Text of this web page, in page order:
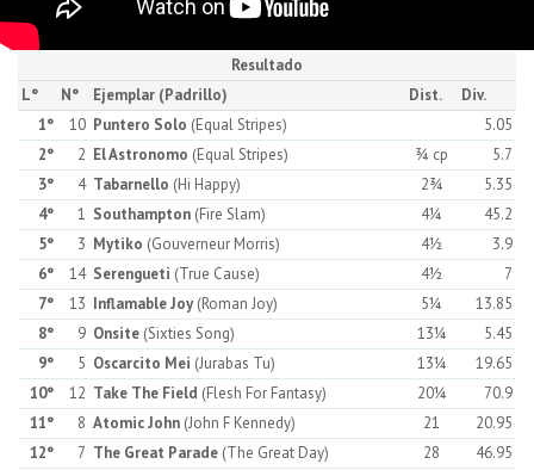
Resultado
L°
N° Ejemplar (Padrillo) Dist.
Div.
1°
10 Puntero Solo (Equal Stripes)
5.05
2°
2 El Astronomo (Equal Stripes) ¾ cp
5.7
3°
4 Tabarnello (Hi Happy) 2¾
5.35
4°
1 Southampton (Fire Slam) 4¼
45.2
5°
3 Mytiko (Gouverneur Morris) 4½
3.9
6°
14 Serengueti (True Cause) 4½
7
7°
13 Inflamable Joy (Roman Joy) 5¼
13.85
8°
9 Onsite (Sixties Song) 13¼
5.45
9°
5 Oscarcito Mei (Jurabas Tu) 13¼
19.65
10°
12 Take The Field (Flesh For Fantasy) 20¼
70.9
11°
8 Atomic John (John F Kennedy) 21
20.95
12°
7 The Great Parade (The Great Day) 28
46.95